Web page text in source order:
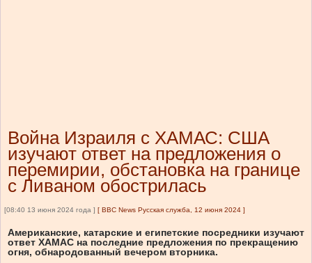
Война Израиля с ХАМАС: США
изучают ответ на предложения о
перемирии, обстановка на границе
с Ливаном обострилась
[08:40 13 июня 2024 года ] [ BBC News Русская служба, 12 июня 2024 ]
Американские, катарские и египетские посредники изучают
ответ ХАМАС на последние предложения по прекращению
огня, обнародованный вечером вторника.